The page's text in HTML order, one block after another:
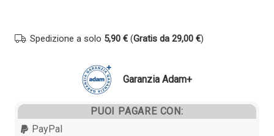
1997C001
Spedizione a solo 5,90 € (Gratis da 29,00 €)
Garanzia Adam+
PUOI PAGARE CON:
PayPal